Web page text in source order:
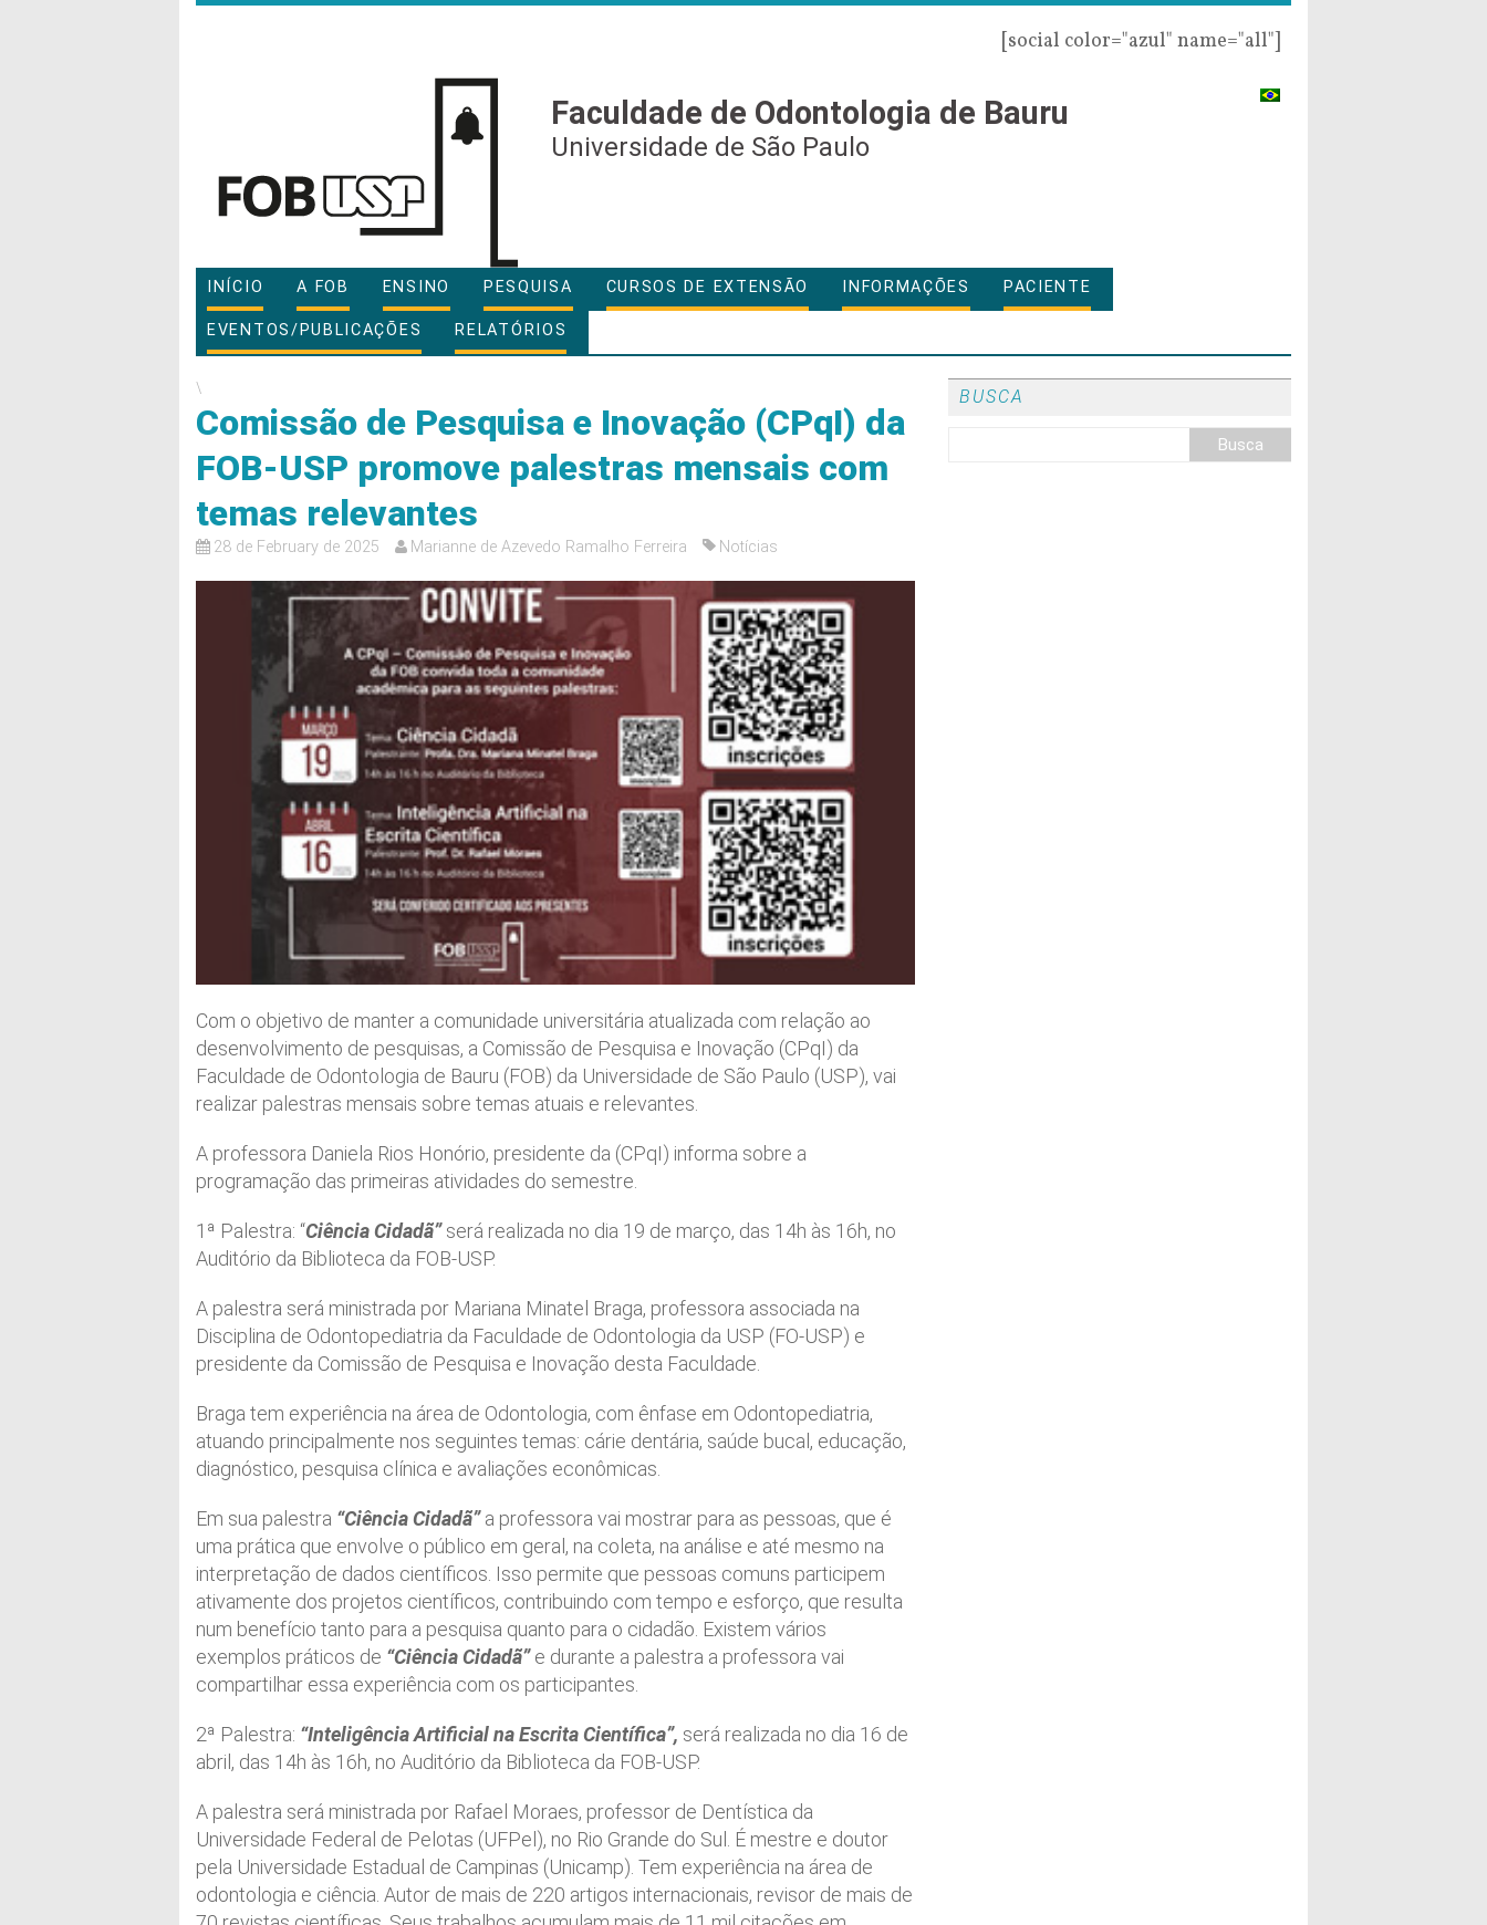
[social color="azul" name="all"]
Faculdade de Odontologia de Bauru
Universidade de São Paulo
INÍCIO A FOB ENSINO PESQUISA CURSOS DE EXTENSÃO INFORMAÇÕES PACIENTE
EVENTOS/PUBLICAÇÕES RELATÓRIOS
\
Comissão de Pesquisa e Inovação (CPqI) da
FOB-USP promove palestras mensais com
temas relevantes
28 de February de 2025 Marianne de Azevedo Ramalho Ferreira Notícias
Com o objetivo de manter a comunidade universitária atualizada com relação ao
desenvolvimento de pesquisas, a Comissão de Pesquisa e Inovação (CPqI) da
Faculdade de Odontologia de Bauru (FOB) da Universidade de São Paulo (USP), vai
realizar palestras mensais sobre temas atuais e relevantes.
A professora Daniela Rios Honório, presidente da (CPqI) informa sobre a
programação das primeiras atividades do semestre.
1ª Palestra: “Ciência Cidadã”será realizada no dia 19 de março, das 14h às 16h, no
Auditório da Biblioteca da FOB-USP.
A palestra será ministrada por Mariana Minatel Braga, professora associada na
Disciplina de Odontopediatria da Faculdade de Odontologia da USP (FO-USP) e
presidente da Comissão de Pesquisa e Inovação desta Faculdade.
Braga tem experiência na área de Odontologia, com ênfase em Odontopediatria,
atuando principalmente nos seguintes temas: cárie dentária, saúde bucal, educação,
diagnóstico, pesquisa clínica e avaliações econômicas.
Em sua palestra “Ciência Cidadã”a professora vai mostrar para as pessoas, que é
uma prática que envolve o público em geral, na coleta, na análise e até mesmo na
interpretação de dados científicos. Isso permite que pessoas comuns participem
ativamente dos projetos científicos, contribuindo com tempo e esforço, que resulta
num benefício tanto para a pesquisa quanto para o cidadão. Existem vários
exemplos práticos de “Ciência Cidadã”e durante a palestra a professora vai
compartilhar essa experiência com os participantes.
2ª Palestra: “Inteligência Artificial na Escrita Científica”, será realizada no dia 16 de
abril, das 14h às 16h, no Auditório da Biblioteca da FOB-USP.
A palestra será ministrada por Rafael Moraes, professor de Dentística da
Universidade Federal de Pelotas (UFPel), no Rio Grande do Sul. É mestre e doutor
pela Universidade Estadual de Campinas (Unicamp). Tem experiência na área de
odontologia e ciência. Autor de mais de 220 artigos internacionais, revisor de mais de
BUSCA